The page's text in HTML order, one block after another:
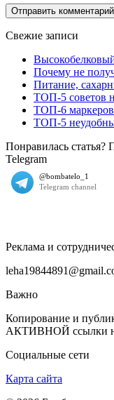
Свежие записи
Почему не
Питание,
ТОП-5 советов
ТОП-6 маркеров
ТОП-5
Понравилась статья?
Telegram
Реклама и
Важно
Копирование и
АКТИВНОЙ ссылки
Социальные сети
Карта сайта